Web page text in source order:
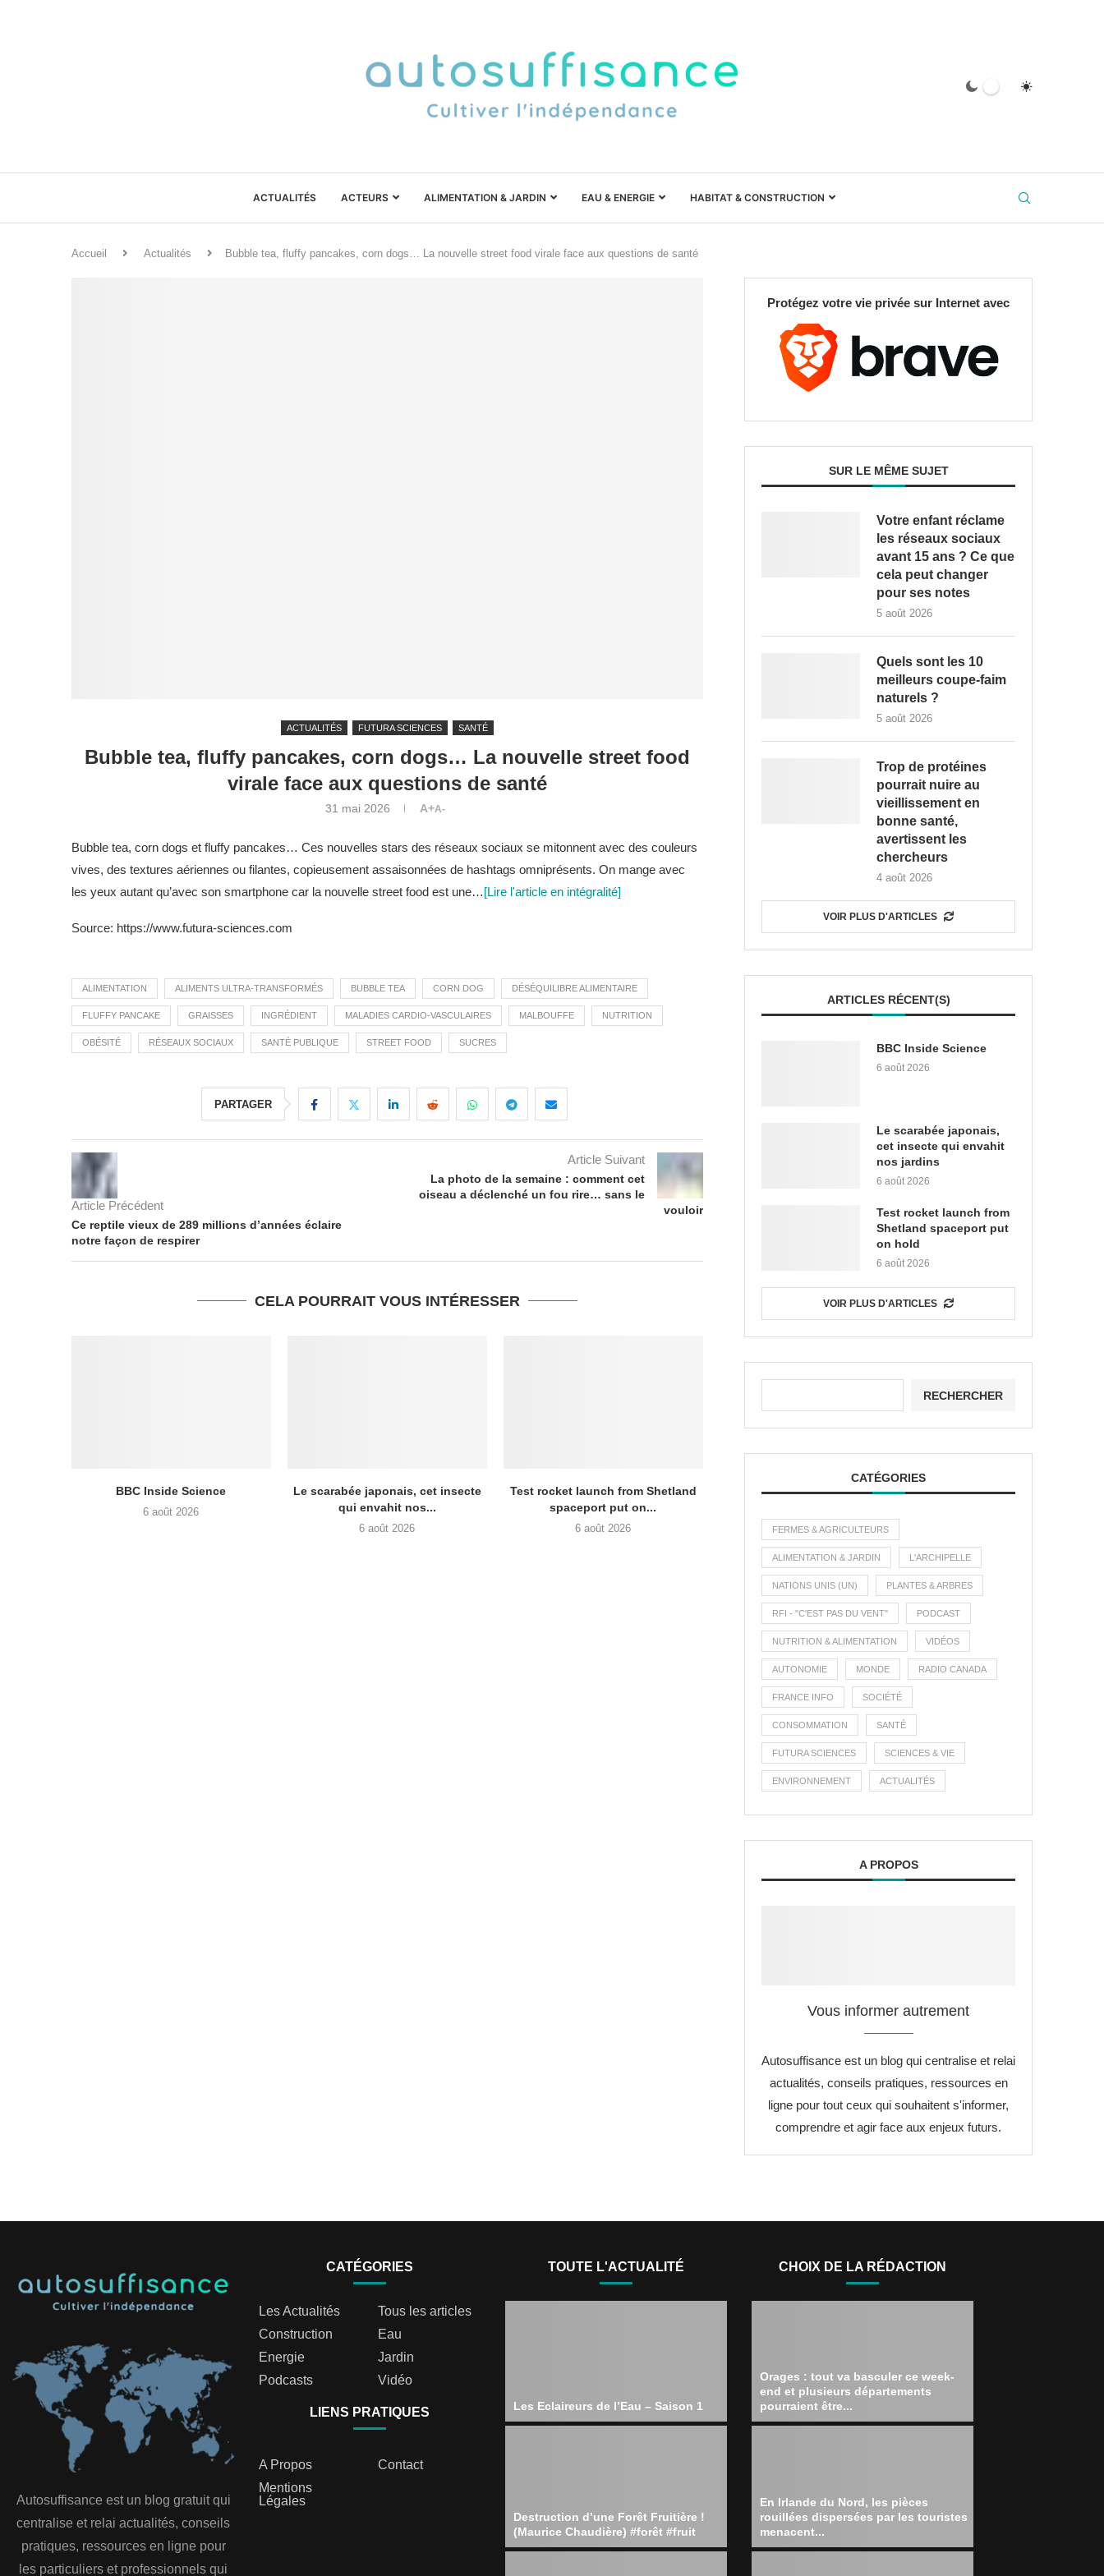
ACTUALITÉS ACTEURS ALIMENTATION & JARDIN EAU & ENERGIE HABITAT & CONSTRUCTION
Accueil Actualités Bubble tea, fluffy pancakes, corn dogs… La nouvelle street food virale face aux questions de santé
ACTUALITÉS FUTURA SCIENCES SANTÉ
Bubble tea, fluffy pancakes, corn dogs… La nouvelle street food
virale face aux questions de santé
31 mai 2026 A+A-
Bubble tea, corn dogs et fluffy pancakes… Ces nouvelles stars des réseaux sociaux se mitonnent avec des couleurs
vives, des textures aériennes ou filantes, copieusement assaisonnées de hashtags omniprésents. On mange avec
les yeux autant qu’avec son smartphone car la nouvelle street food est une…[Lire l'article en intégralité]
Source: https://www.futura-sciences.com
ALIMENTATION ALIMENTS ULTRA-TRANSFORMÉS BUBBLE TEA CORN DOG DÉSÉQUILIBRE ALIMENTAIRE
FLUFFY PANCAKE GRAISSES INGRÉDIENT MALADIES CARDIO-VASCULAIRES MALBOUFFE NUTRITION
OBÉSITÉ RÉSEAUX SOCIAUX SANTÉ PUBLIQUE STREET FOOD SUCRES
PARTAGER
Article Précédent
Ce reptile vieux de 289 millions d’années éclaire
notre façon de respirer
Article Suivant
La photo de la semaine : comment cet
oiseau a déclenché un fou rire… sans le
vouloir
CELA POURRAIT VOUS INTÉRESSER
BBC Inside Science
6 août 2026
Le scarabée japonais, cet insecte
qui envahit nos...
6 août 2026
Test rocket launch from Shetland
spaceport put on...
6 août 2026
Protégez votre vie privée sur Internet avec
SUR LE MÊME SUJET
Votre enfant réclame
les réseaux sociaux
avant 15 ans ? Ce que
cela peut changer
pour ses notes
5 août 2026
Quels sont les 10
meilleurs coupe-faim
naturels ?
5 août 2026
Trop de protéines
pourrait nuire au
vieillissement en
bonne santé,
avertissent les
chercheurs
4 août 2026
VOIR PLUS D'ARTICLES
ARTICLES RÉCENT(S)
BBC Inside Science
6 août 2026
Le scarabée japonais,
cet insecte qui envahit
nos jardins
6 août 2026
Test rocket launch from
Shetland spaceport put
on hold
6 août 2026
VOIR PLUS D'ARTICLES
RECHERCHER
CATÉGORIES
FERMES & AGRICULTEURS
ALIMENTATION & JARDIN L'ARCHIPELLE
NATIONS UNIS (UN) PLANTES & ARBRES
RFI - "C'EST PAS DU VENT" PODCAST
NUTRITION & ALIMENTATION VIDÉOS
AUTONOMIE MONDE RADIO CANADA
FRANCE INFO SOCIÉTÉ
CONSOMMATION SANTÉ
FUTURA SCIENCES SCIENCES & VIE
ENVIRONNEMENT ACTUALITÉS
A PROPOS
Vous informer autrement
Autosuffisance est un blog qui centralise et relai
actualités, conseils pratiques, ressources en
ligne pour tout ceux qui souhaitent s'informer,
comprendre et agir face aux enjeux futurs.
Autosuffisance est un blog gratuit qui
centralise et relai actualités, conseils
pratiques, ressources en ligne pour
les particuliers et professionnels qui
CATÉGORIES
Les Actualités
Tous les articles
Construction
Eau
Energie
Jardin
Podcasts
Vidéo
LIENS PRATIQUES
A Propos
Contact
Mentions
Légales
TOUTE L'ACTUALITÉ
Les Eclaireurs de l’Eau – Saison 1
Destruction d’une Forêt Fruitière !
(Maurice Chaudière) #forêt #fruit
CHOIX DE LA RÉDACTION
Orages : tout va basculer ce week-
end et plusieurs départements
pourraient être...
En Irlande du Nord, les pièces
rouillées dispersées par les touristes
menacent...